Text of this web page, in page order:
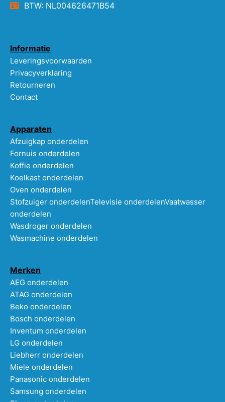
BTW: NL004626471B54
Informatie
Leveringsvoorwaarden
Privacyverklaring
Retourneren
Contact
Apparaten
Afzuigkap onderdelen
Fornuis onderdelen
Koffie onderdelen
Koelkast onderdelen
Oven onderdelen
Stofzuiger onderdelenTelevisie onderdelenVaatwasser
onderdelen
Wasdroger onderdelen
Wasmachine onderdelen
Merken
AEG onderdelen
ATAG onderdelen
Beko onderdelen
Bosch onderdelen
Inventum onderdelen
LG onderdelen
Liebherr onderdelen
Miele onderdelen
Panasonic onderdelen
Samsung onderdelen